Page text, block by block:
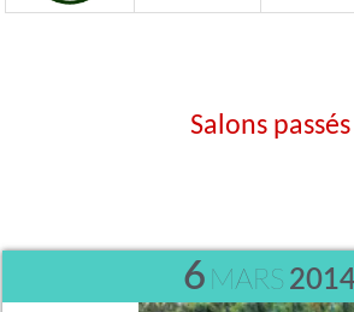
Salons passés
6 MARS